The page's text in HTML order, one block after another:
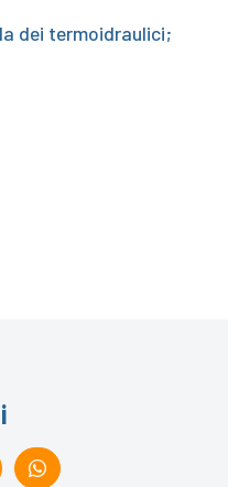
dei termoidraulici;